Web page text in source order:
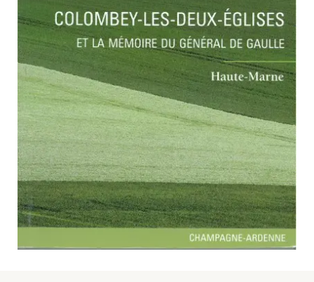
ANNIVERSAIRE DE L’INVENTAIRE
GÉNÉRAL
Contact
PORTAIL CULTURE
Comité d'Histoire Régionale
Service Inventaire et Patrimoines de la Région Grand Est